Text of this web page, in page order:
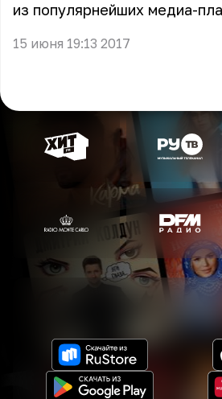
из популярнейших медиа-
15 июня 19:13 2017